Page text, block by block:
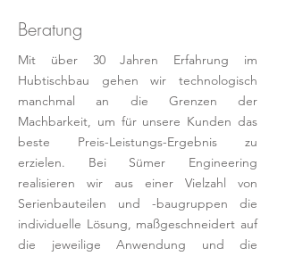
Beratung
Mit über 30 Jahren Erfahrung im
Hubtischbau gehen wir technologisch
manchmal an die Grenzen der
Machbarkeit, um für unsere Kunden das
beste Preis-Leistungs-Ergebnis zu
erzielen. Bei Sümer Engineering
realisieren wir aus einer Vielzahl von
Serienbauteilen und -baugruppen die
individuelle Lösung, maßgeschneidert auf
die jeweilige Anwendung und die